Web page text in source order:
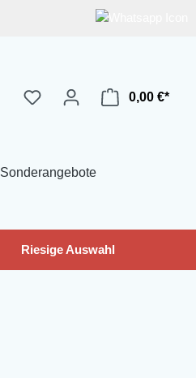
0,00 €*
Sonderangebote
Riesige Auswahl